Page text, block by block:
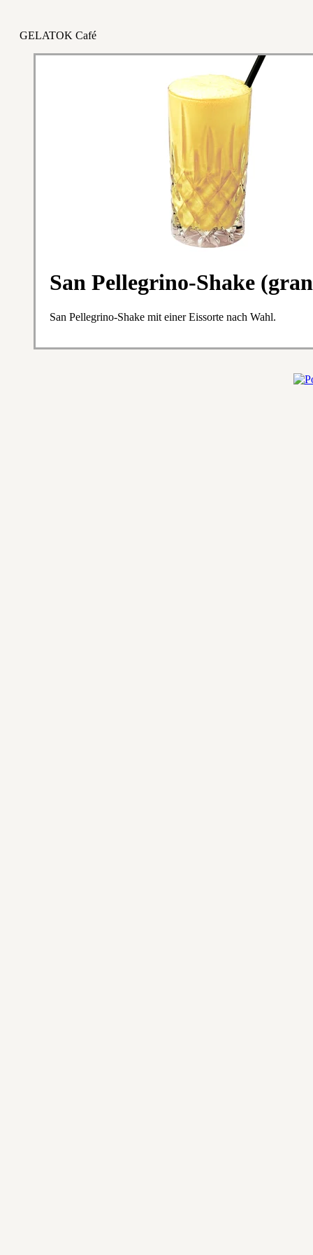
GELATOK Café
San Pellegrino-Shake
San Pellegrino-Shake mit einer Eissorte nach Wahl.